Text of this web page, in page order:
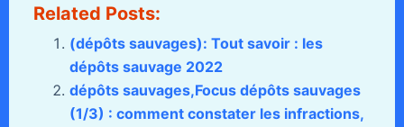
Related Posts:
(dépôts sauvages): Tout savoir : les
dépôts sauvage 2022
dépôts sauvages,Focus dépôts sauvages
(1/3) : comment constater les infractions,